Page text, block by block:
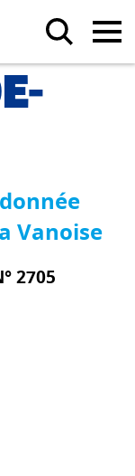
Vanoise
2705